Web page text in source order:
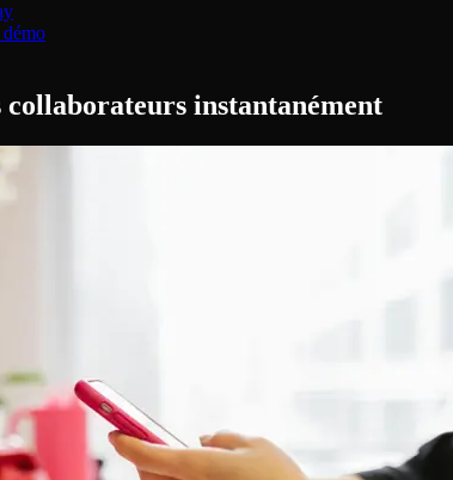
instantanément